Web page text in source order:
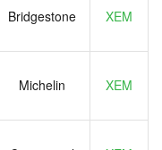
Bridgestone XEM
Michelin XEM